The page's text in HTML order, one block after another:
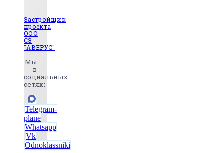
Застройщик
проекта
ООО
СЗ
"АВЕРУС"
Мы
в
социальных
сетях:
Telegram-
plane
Whatsapp
Vk
Odnoklassniki